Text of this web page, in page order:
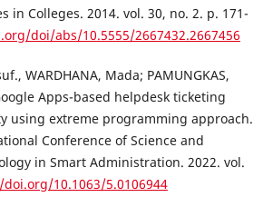
in Colleges. 2014. vol. 30, no. 2. p. 171-
doi/abs/10.5555/2667432.2667456
WARDHANA, Mada; PAMUNGKAS,
Apps-based helpdesk ticketing
using extreme programming approach.
Conference of Science and
in Smart Administration. 2022. vol.
10.1063/5.0106944